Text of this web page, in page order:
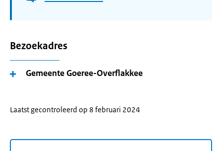
Bezoekadres
Gemeente Goeree-Overflakkee
Laatst gecontroleerd op 8 februari 2024